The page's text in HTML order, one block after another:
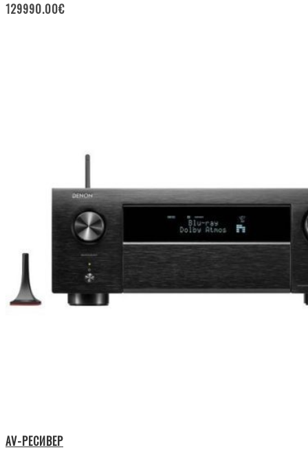
129990.00€
AV-РЕСИВЕР